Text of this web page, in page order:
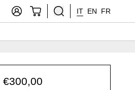
IT EN FR
€300,00